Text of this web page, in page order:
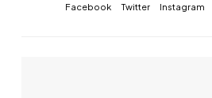
Facebook Twitter Instagram